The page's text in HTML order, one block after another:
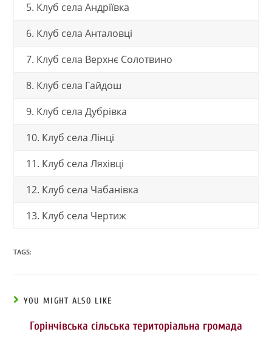
5. Клуб села Андріївка
6. Клуб села Анталовці
7. Клуб села Верхнє Солотвино
8. Клуб села Гайдош
9. Клуб села Дубрівка
10. Клуб села Лінці
11. Клуб села Ляхівці
12. Клуб села Чабанівка
13. Клуб села Чертиж
TAGS:
YOU MIGHT ALSO LIKE
Горінчівська сільська територіальна громада